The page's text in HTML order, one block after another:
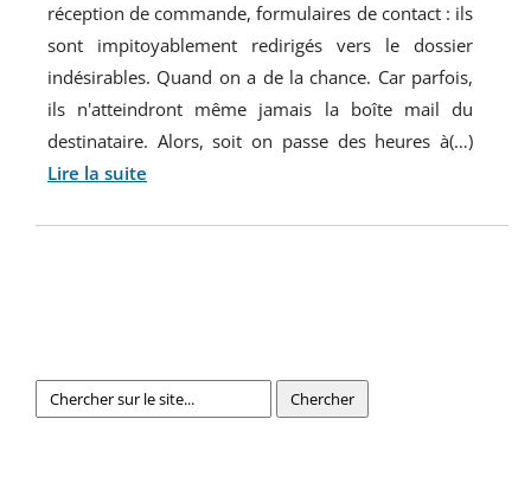
réception de commande, formulaires de contact : ils
sont impitoyablement redirigés vers le dossier
indésirables. Quand on a de la chance. Car parfois,
ils n'atteindront même jamais la boîte mail du
destinataire. Alors, soit on passe des heures à(…)
Lire la suite